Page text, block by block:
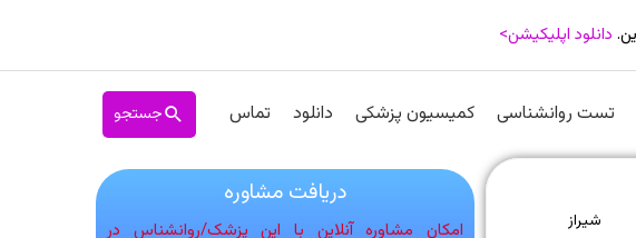
دانلود اپلیکیشن>
تست روانشناسی کمیسیون پزشکی دانلود تماس جستجو
شیراز
دریافت مشاوره
امکان مشاوره آنلاین با این پزشک/روانشناس در